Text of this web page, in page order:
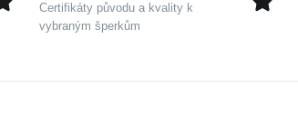
Certifikáty původu a kvality k
vybraným šperkům